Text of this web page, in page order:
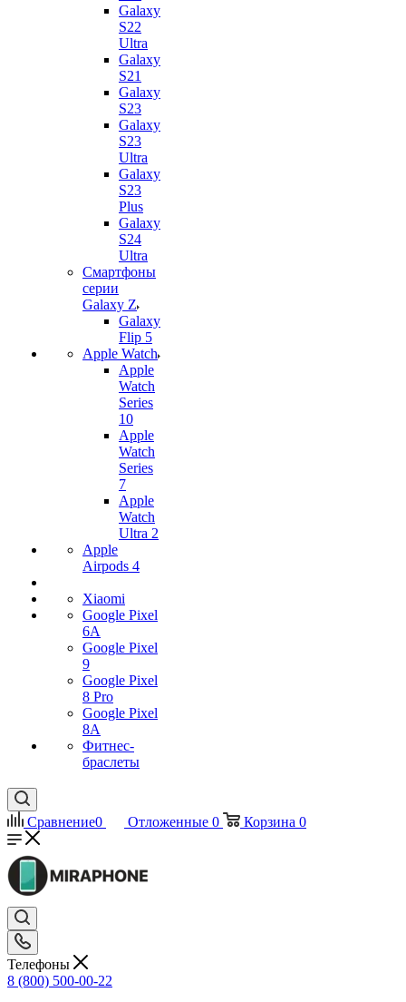
Galaxy
S22
Ultra
Galaxy
S21
Galaxy
S23
Galaxy
S23
Ultra
Galaxy
S23
Plus
Galaxy
S24
Ultra
Смартфоны
серии
Galaxy Z
Galaxy
Flip 5
Apple Watch
Apple
Watch
Series
10
Apple
Watch
Series
7
Apple
Watch
Ultra 2
Apple
Airpods 4
Xiaomi
Google Pixel
6A
Google Pixel
9
Google Pixel
8 Pro
Google Pixel
8A
Фитнес-
браслеты
Сравнение0 Отложенные 0 Корзина 0
Телефоны
8 (800) 500-00-22